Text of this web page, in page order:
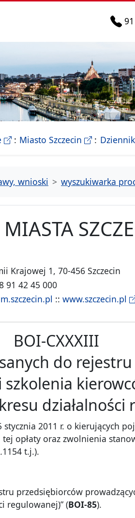
Urzedu Miasta Szczecin
- strona konsultacji Miasta
Miasto Szczecin - Oficjalna
wnioski wyszukiwarka
Krajowej 1, 70-456 Szczecin
91 42 45 000
::www.szczecin.pl
BOI-CXXXIII
do
działalności
2011 r. o kierujących
opłaty oraz zwolnienia
t.j.).
przedsiębiorców
regulowanej)” (BOI-85).